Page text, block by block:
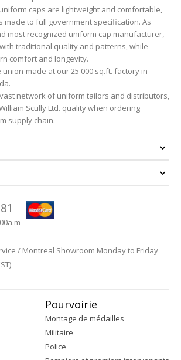
uniform caps are lightweight and comfortable,
made to full government specification. As
most recognized uniform cap manufacturer,
traditional quality and patterns, while
comfort and longevity.
made at our 25 000 sq.ft. factory in
network of uniform tailors and distributors,
Scully Ltd. quality when ordering
supply chain.
/ Montreal Showroom Monday to Friday
Pourvoirie
Montage de médailles
Militaire
Police